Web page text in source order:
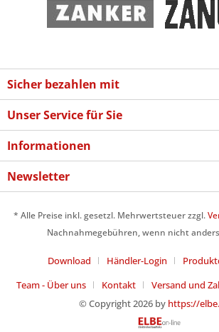
Sicher bezahlen mit
Unser Service für Sie
Informationen
Newsletter
* Alle Preise inkl. gesetzl. Mehrwertsteuer zzgl.
Nachnahmegebühren, wenn nicht
Download Händler-Login
Team - Über uns
Kontakt
Versand und
© Copyright 2026 by https://